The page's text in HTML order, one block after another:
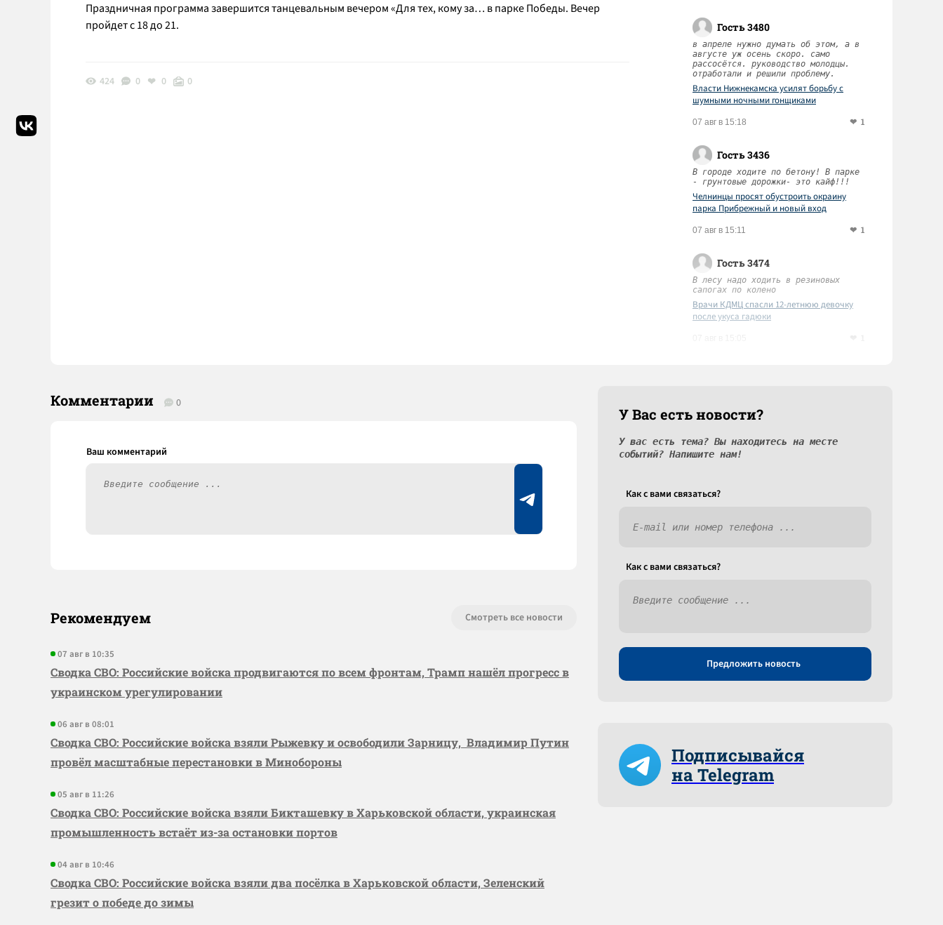
Праздничная программа завершится танцевальным вечером «Для тех, кому за… в парке Победы. Вечер
пройдет с 18 до 21.
424 0 0 0
Гость 3480
в апреле нужно думать об этом, а в
августе уж осень скоро. само
рассосётся. руководство молодцы.
отработали и решили проблему.
Власти Нижнекамска усилят борьбу с
шумными ночными гонщиками
07 авг в 15:18 1
Гость 3436
В городе ходите по бетону! В парке
- грунтовые дорожки- это кайф!!!
Челнинцы просят обустроить окраину
парка Прибрежный и новый вход
07 авг в 15:11 1
Гость 3474
В лесу надо ходить в резиновых
сапогах по колено
Врачи КДМЦ спасли 12-летнюю девочку
после укуса гадюки
Комментарии 0
Рекомендуем Смотреть все новости
07 авг в 10:35
Сводка СВО: Российские войска продвигаются по всем фронтам, Трамп нашёл прогресс в
украинском урегулировании
06 авг в 08:01
Сводка СВО: Российские войска взяли Рыжевку и освободили Зарницу, Владимир Путин
провёл масштабные перестановки в Минобороны
05 авг в 11:26
Сводка СВО: Российские войска взяли Бикташевку в Харьковской области, украинская
промышленность встаёт из-за остановки портов
04 авг в 10:46
Сводка СВО: Российские войска взяли два посёлка в Харьковской области, Зеленский
грезит о победе до зимы
У Вас есть новости?
У вас есть тема? Вы находитесь на месте
событий? Напишите нам!
Как c вами связаться?
Как c вами связаться?
Предложить новость
Подписывайся
на Telegram